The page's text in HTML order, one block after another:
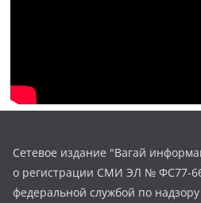
Сетевое издание "Вагай
о регистрации СМИ ЭЛ № ФС77-
федеральной службой по